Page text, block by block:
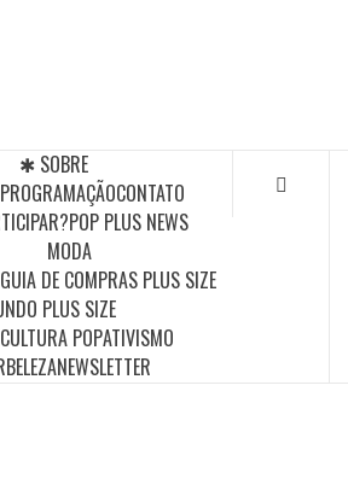
✱ SOBRE
PROGRAMAÇÃOCONTATO
POP PLUS NEWS
MODA
GUIA DE COMPRAS PLUS SIZE
PLUS SIZE
CULTURA POPATIVISMO
BELEZANEWSLETTER